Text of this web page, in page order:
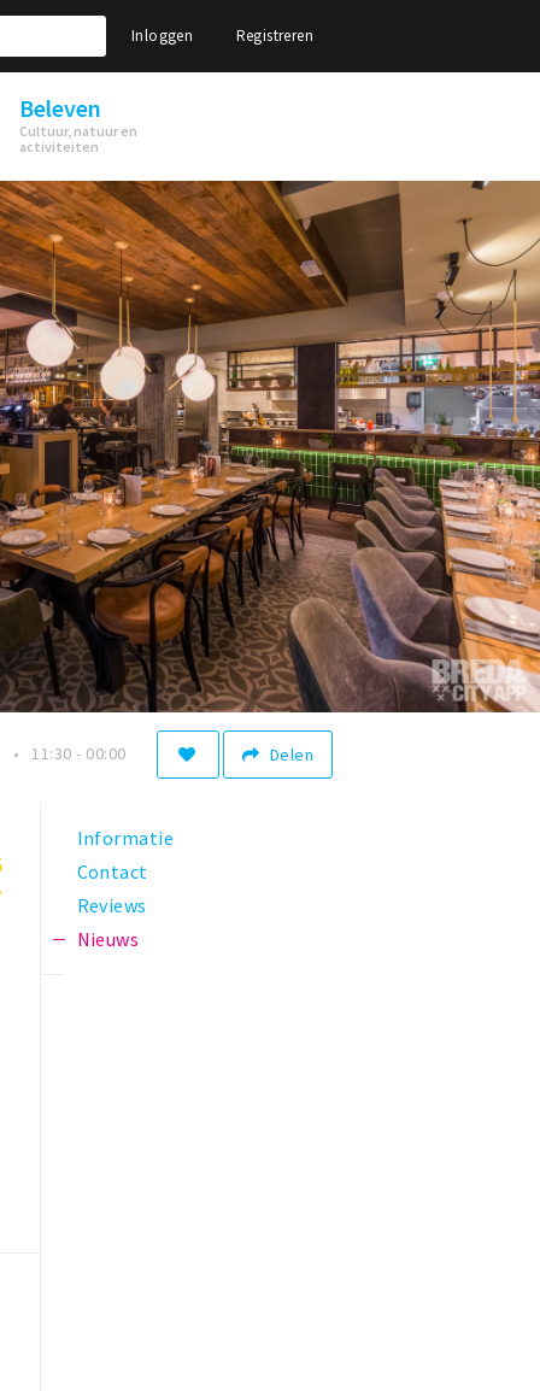
Inloggen Registreren
Beleven
Cultuur, natuur en
activiteiten
Delen
11:30 - 00:00
Informatie
Contact
Reviews
Nieuws